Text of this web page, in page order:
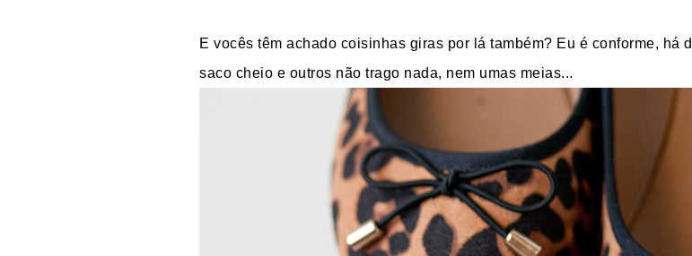
E vocês têm achado coisinhas giras por lá também? Eu é conforme, há
saco cheio e outros não trago nada, nem umas meias...